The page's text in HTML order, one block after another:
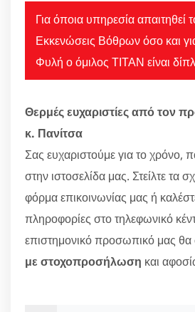
Για όποια υπηρεσία απαιτηθεί
Εκκενώσεις Βόθρων όσο και
Φυλή ο όμιλος ΤΙΤΑΝ είναι
Θερμές ευχαριστίες από τον
κ. Πανίτσα
Σας ευχαριστούμε για το χρόνο,
στην ιστοσελίδα μας. Στείλτε τα
φόρμα επικοινωνίας μας ή
πληροφορίες στο τηλεφωνικό
επιστημονικό προσωπικό μας θα
με στοχοπροσήλωση και